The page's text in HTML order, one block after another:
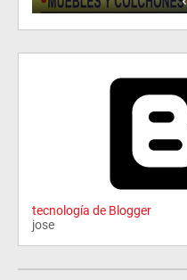
tecnología de Blogger
jose